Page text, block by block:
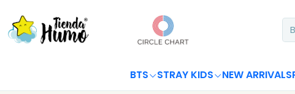
BTS STRAY KIDS NEW ARRIVALS